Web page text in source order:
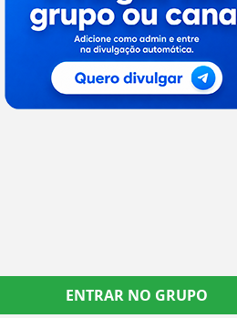
ENTRAR NO GRUPO